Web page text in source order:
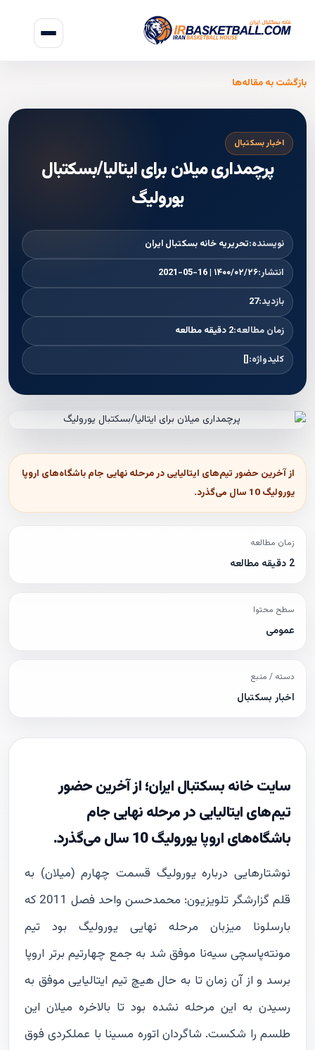
بازگشت به مقاله‌ها
اخبار بسکتبال
پرچمداری میلان برای ایتالیا/بسکتبال
يوروليگ
نویسنده:تحریریه خانه بسکتبال ایران
انتشار:۱۴۰۰/۰۲/۲۶ | 2021-05-16
بازدید:27
زمان مطالعه:2 دقیقه مطالعه
کلیدواژه:[]
از آخرین حضور تیم‌های ایتالیایی در مرحله نهایی جام باشگاه‌های اروپا
یورولیگ 10 سال می‌گذرد.
زمان مطالعه
2 دقیقه مطالعه
سطح محتوا
عمومی
دسته / منبع
اخبار بسکتبال
سایت خانه بسکتبال ایران؛ از آخرین حضور
تیم‌های ایتالیایی در مرحله نهایی جام
باشگاه‌های اروپا یورولیگ 10 سال می‌گذرد.
نوشتارهايى درباره يوروليگ قسمت چهارم (میلان) به
قلم گزارشگر تلويزيون: محمدحسن واحد فصل 2011 که
بارسلونا میزبان مرحله نهایی یورولیگ بود تیم
مونته‌پاسچی سیه‌نا موفق شد به جمع چهارتیم برتر اروپا
برسد و از آن زمان تا به حال هیچ تیم ایتالیایی موفق به
رسیدن به این مرحله نشده بود تا بالاخره میلان این
طلسم را شکست. شاگردان اتوره مسینا با عملکردی فوق